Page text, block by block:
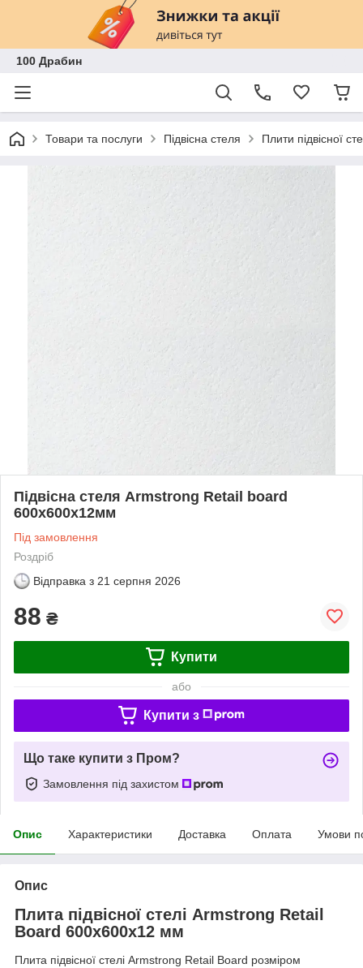
100 Драбин
Товари та послуги Підвісна стеля Плити підвісної
Підвісна стеля Armstrong Retail board
600х600х12мм
Під замовлення
Роздріб
Відправка з 21 серпня 2026
88 ₴
Купити
або
Купити з
Що таке купити з Пром?
Замовлення під захистом
Опис Характеристики Доставка Оплата Умови
Опис
Плита підвісної стелі Armstrong Retail
Board 600x600x12 мм
Плита підвісної стелі Armstrong Retail Board розміром